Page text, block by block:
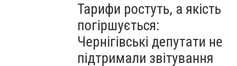
Тарифи ростуть, а якість
погіршується:
Чернігівські депутати не
підтримали звітування